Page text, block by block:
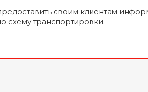
своим клиентам
схему транспортировки.